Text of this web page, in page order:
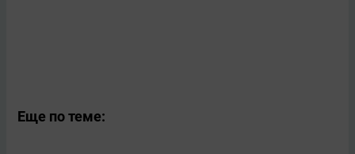
Еще по теме: